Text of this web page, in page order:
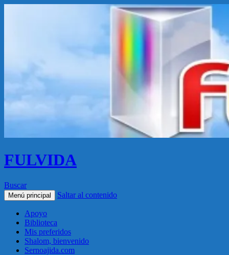
FULVIDA
Buscar
Menú principal Saltar al contenido
Apoyo
Biblioteca
Mis preferidos
Shalom, bienvenido
Sernoajida.com